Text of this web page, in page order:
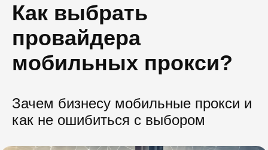
Как выбрать
провайдера
мобильных прокси?
Зачем бизнесу мобильные прокси и
как не ошибиться с выбором